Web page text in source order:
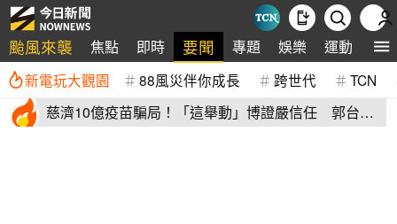
颱風來襲 焦點 即時 要聞 專題 娛樂 運動 全
新電玩大觀園 88風災伴你成長 跨世代 TCN
慈濟10億疫苗騙局！「這舉動」博證嚴信任 郭台銘